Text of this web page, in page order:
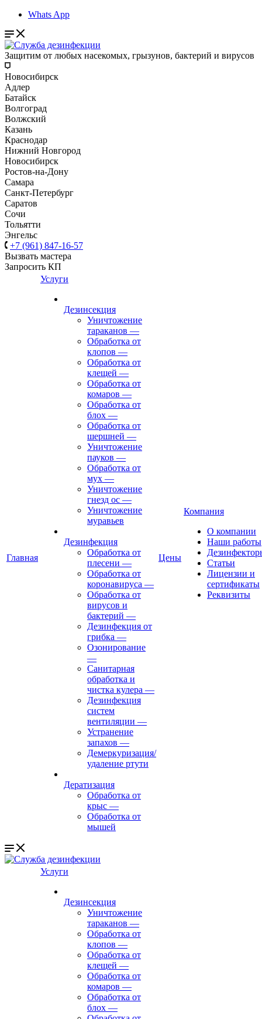
Whats App
Защитим от любых насекомых, грызунов, бактерий и вирусов
Новосибирск
Адлер
Батайск
Волгоград
Волжский
Казань
Краснодар
Нижний Новгород
Новосибирск
Ростов-на-Дону
Самара
Санкт-Петербург
Саратов
Сочи
Тольятти
Энгельс
+7 (961) 847-16-57
Вызвать мастера
Запросить КП
Главная
Услуги
Дезинсекция
Уничтожение
тараканов —
Обработка от
клопов —
Обработка от
клещей —
Обработка от
комаров —
Обработка от
блох —
Обработка от
шершней —
Уничтожение
пауков —
Обработка от
мух —
Уничтожение
гнезд ос —
Уничтожение
муравьев
Дезинфекция
Обработка от
плесени —
Обработка от
коронавируса —
Обработка от
вирусов и
бактерий —
Дезинфекция от
грибка —
Озонирование
—
Санитарная
обработка и
чистка кулера —
Дезинфекция
систем
вентиляции —
Устранение
запахов —
Демеркуризация/
удаление ртути
Дератизация
Обработка от
крыс —
Обработка от
мышей
Цены
Компания
О компании
Наши работы
Статьи
Лицензии и
сертификаты
Реквизиты
Услуги
Дезинсекция
Уничтожение
тараканов —
Обработка от
клопов —
Обработка от
клещей —
Обработка от
комаров —
Обработка от
блох —